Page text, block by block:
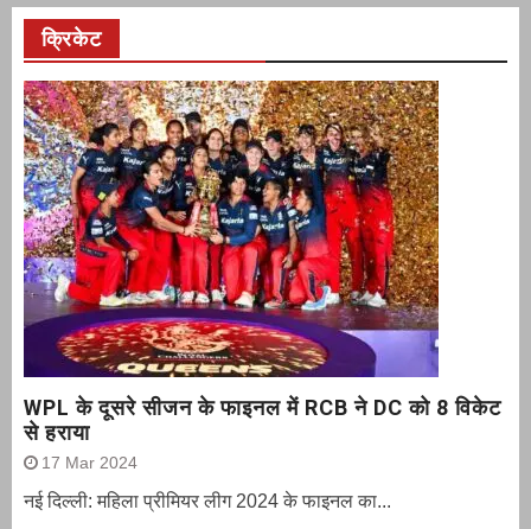
क्रिकेट
WPL के दूसरे सीजन के फाइनल में RCB ने DC को 8 विकेट
से हराया
17 Mar 2024
नई दिल्ली: महिला प्रीमियर लीग 2024 के फाइनल का...